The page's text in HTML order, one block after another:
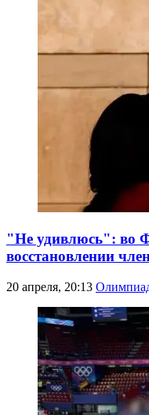
"Не удивлюсь": во
восстановлении
20 апреля, 20:13